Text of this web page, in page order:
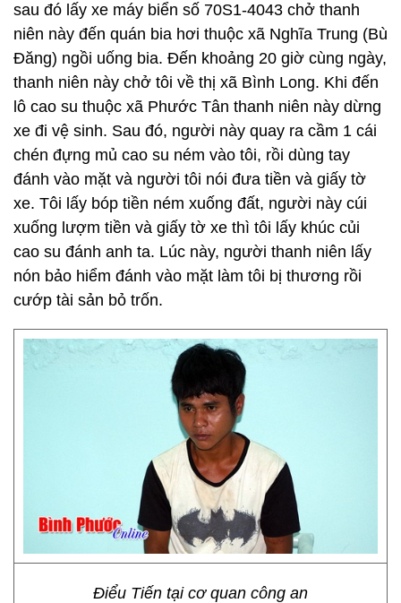
sau đó lấy xe máy biển số 70S1-4043 chở thanh
niên này đến quán bia hơi thuộc xã Nghĩa Trung (Bù
Đăng) ngồi uống bia. Đến khoảng 20 giờ cùng ngày,
thanh niên này chở tôi về thị xã Bình Long. Khi đến
lô cao su thuộc xã Phước Tân thanh niên này dừng
xe đi vệ sinh. Sau đó, người này quay ra cầm 1 cái
chén đựng mủ cao su ném vào tôi, rồi dùng tay
đánh vào mặt và người tôi nói đưa tiền và giấy tờ
xe. Tôi lấy bóp tiền ném xuống đất, người này cúi
xuống lượm tiền và giấy tờ xe thì tôi lấy khúc củi
cao su đánh anh ta. Lúc này, người thanh niên lấy
nón bảo hiểm đánh vào mặt làm tôi bị thương rồi
cướp tài sản bỏ trốn.
Điểu Tiến tại cơ quan công an